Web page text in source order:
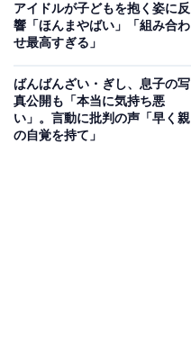
アイドルが子どもを抱く姿に反
響「ほんまやばい」「組み合わ
せ最高すぎる」
ばんばんざい・ぎし、息子の写
真公開も「本当に気持ち悪
い」。言動に批判の声「早く親
の自覚を持て」